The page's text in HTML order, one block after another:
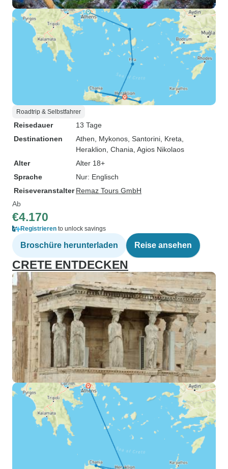
Roadtrip & Selbstfahrer
Reisedauer
13 Tage
Destinationen
Athen , Mykonos , Santorini , Kreta
Heraklion , Chania , Agios Nikolaos
Alter
Alter 18+
Sprache
Nur: Englisch
Reiseveranstalter Remaz Tours GmbH
Ab
€4.170
Registrieren to unlock savings
Broschüre herunterladen Reise ansehen
CRETE ENTDECKEN